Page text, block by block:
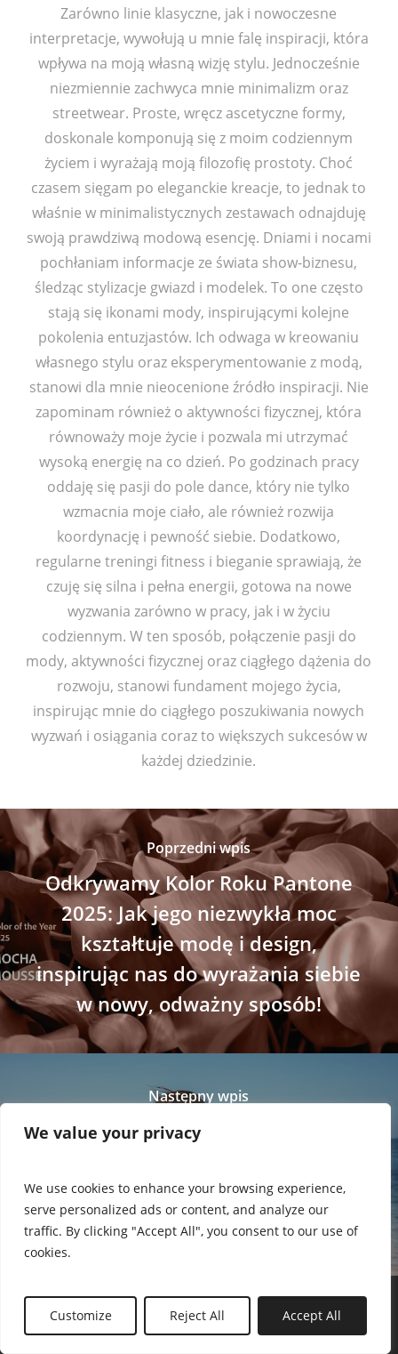
We value your privacy
We use cookies to enhance your browsing experience,
serve personalized ads or content, and analyze our
traffic. By clicking "Accept All", you consent to our use of
cookies.
Customize Reject All Accept All
Zarówno linie klasyczne, jak i nowoczesne
interpretacje, wywołują u mnie falę inspiracji, która
wpływa na moją własną wizję stylu. Jednocześnie
niezmiennie zachwyca mnie minimalizm oraz
streetwear. Proste, wręcz ascetyczne formy,
doskonale komponują się z moim codziennym
życiem i wyrażają moją filozofię prostoty. Choć
czasem sięgam po eleganckie kreacje, to jednak to
właśnie w minimalistycznych zestawach odnajduję
swoją prawdziwą modową esencję. Dniami i nocami
pochłaniam informacje ze świata show-biznesu,
śledząc stylizacje gwiazd i modelek. To one często
stają się ikonami mody, inspirującymi kolejne
pokolenia entuzjastów. Ich odwaga w kreowaniu
własnego stylu oraz eksperymentowanie z modą,
stanowi dla mnie nieocenione źródło inspiracji. Nie
zapominam również o aktywności fizycznej, która
równoważy moje życie i pozwala mi utrzymać
wysoką energię na co dzień. Po godzinach pracy
oddaję się pasji do pole dance, który nie tylko
wzmacnia moje ciało, ale również rozwija
koordynację i pewność siebie. Dodatkowo,
regularne treningi fitness i bieganie sprawiają, że
czuję się silna i pełna energii, gotowa na nowe
wyzwania zarówno w pracy, jak i w życiu
codziennym. W ten sposób, połączenie pasji do
mody, aktywności fizycznej oraz ciągłego dążenia do
rozwoju, stanowi fundament mojego życia,
inspirując mnie do ciągłego poszukiwania nowych
wyzwań i osiągania coraz to większych sukcesów w
każdej dziedzinie.
Poprzedni wpis
Odkrywamy Kolor Roku Pantone
2025: Jak jego niezwykła moc
kształtuje modę i design,
inspirując nas do wyrażania siebie
w nowy, odważny sposób!
Następny wpis
Letnia magia: Jakie trendy
piasku i czuć się pewnie w
każdym stylu?